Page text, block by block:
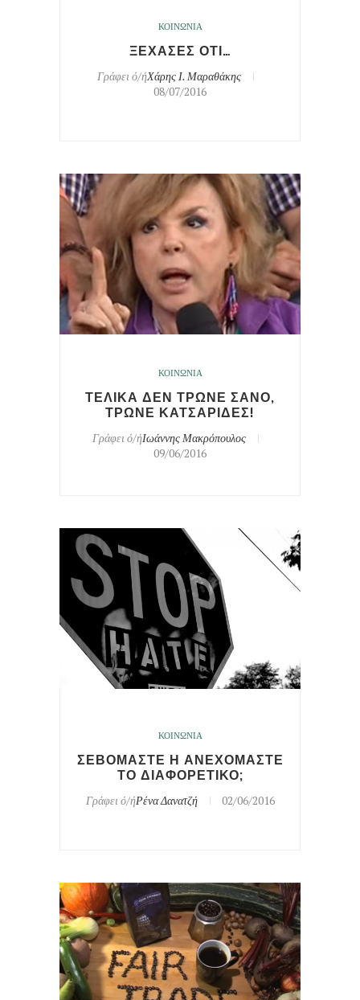
ΚΟΙΝΩΝΙΑ
ΞΕΧΑΣΕΣ ΟΤΙ…
Γράφει ό/ήΧάρης Ι. Μαραθάκης
08/07/2016
ΚΟΙΝΩΝΙΑ
ΤΕΛΙΚΑ ΔΕΝ ΤΡΩΝΕ ΣΑΝΟ,
ΤΡΩΝΕ ΚΑΤΣΑΡΙΔΕΣ!
Γράφει ό/ήΙωάννης Μακρόπουλος
09/06/2016
ΚΟΙΝΩΝΙΑ
ΣΕΒΟΜΑΣΤΕ Η ΑΝΕΧΟΜΑΣΤΕ
ΤΟ ΔΙΑΦΟΡΕΤΙΚΟ;
Γράφει ό/ήΡένα Δανατζή 02/06/2016